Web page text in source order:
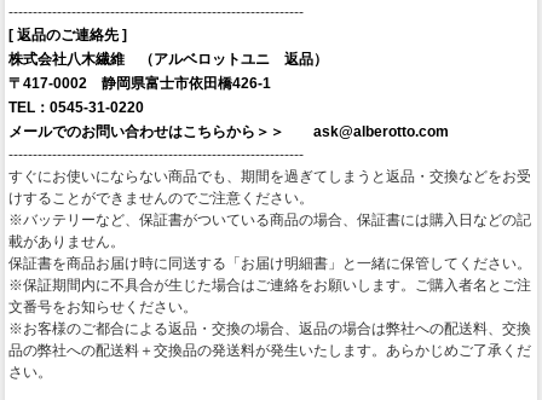
-------------------------------------------------------------
[ 返品のご連絡先 ]
株式会社八木繊維 （アルベロットユニ 返品）
〒417-0002 静岡県富士市依田橋426-1
TEL：0545-31-0220
メールでのお問い合わせはこちらから＞＞ ask@alberotto.com
-------------------------------------------------------------
すぐにお使いにならない商品でも、期間を過ぎてしまうと返品・交換などをお受
けすることができませんのでご注意ください。
※バッテリーなど、保証書がついている商品の場合、保証書には購入日などの記
載がありません。
保証書を商品お届け時に同送する「お届け明細書」と一緒に保管してください。
※保証期間内に不具合が生じた場合はご連絡をお願いします。ご購入者名とご注
文番号をお知らせください。
※お客様のご都合による返品・交換の場合、返品の場合は弊社への配送料、交換
品の弊社への配送料＋交換品の発送料が発生いたします。あらかじめご了承くだ
さい。